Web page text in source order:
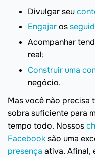
Divulgar seu
Engajaros
Acompanhar
real;
Construir uma
negócio.
Mas você não precisa
sobra suficiente para
tempo todo. Nossos
Facebooksão uma
presença ativa. Afinal,